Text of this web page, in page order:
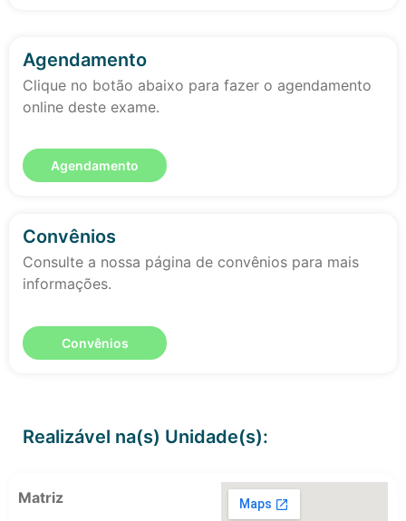
Agendamento
Clique no botão abaixo para fazer o agendamento
online deste exame.
Agendamento
Convênios
Consulte a nossa página de convênios para mais
informações.
Convênios
Realizável na(s) Unidade(s):
Matriz